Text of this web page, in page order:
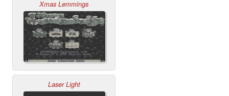
Xmas Lemmings
Laser Light